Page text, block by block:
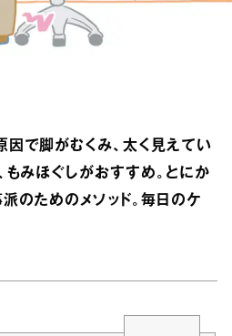
で脚がむくみ、太く見えてい
もみほぐしがおすすめ。とにか
のためのメソッド。毎日のケ